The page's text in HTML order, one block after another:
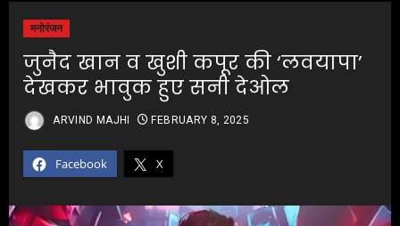
मनोरंजन
जुनैद खान व खुशी कपूर की ‘लवयापा’
देखकर भावुक हुए सनी देओल
Facebook X
ARVIND MAJHI FEBRUARY 8, 2025